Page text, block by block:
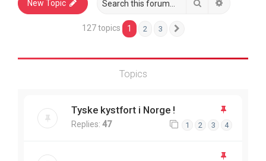
New Topic Search
127 topics 1 2 3
Topics
Tyske kystfort i Norge !
Replies: 47 1 2 3 4